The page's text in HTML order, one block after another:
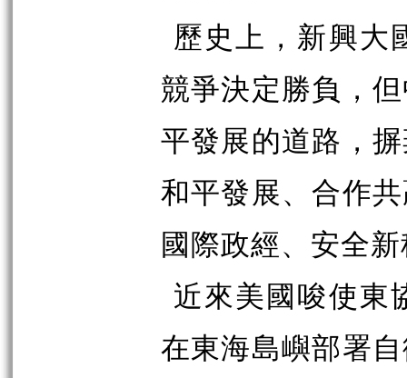
歷史上，新興大
競爭決定勝負，
平發展的道路，
和平發展、合作
國際政經、安全
近來美國唆使東
在東海島嶼部署